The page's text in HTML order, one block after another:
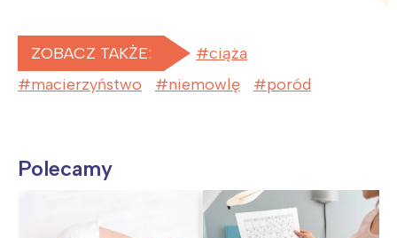
ZOBACZ TAKŻE:
ciąża
macierzyństwo
niemowlę poród
Polecamy